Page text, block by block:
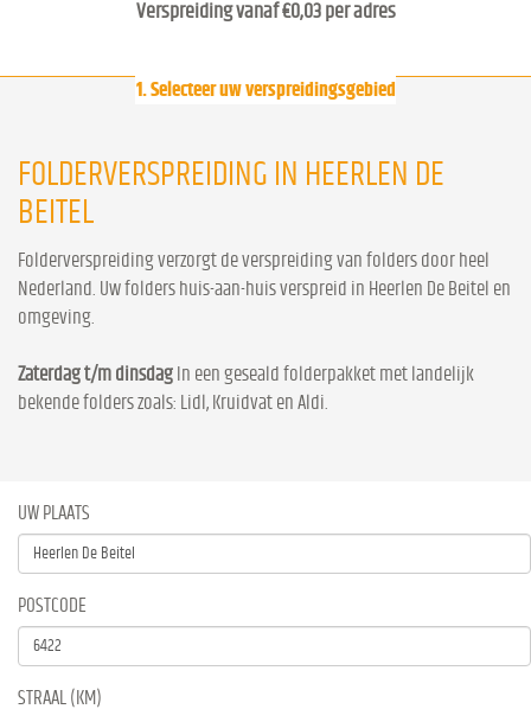
Verspreiding vanaf €0,03 per adres
1. Selecteer uw verspreidingsgebied
FOLDERVERSPREIDING IN HEERLEN DE
BEITEL
Folderverspreiding verzorgt de verspreiding van folders door heel
Nederland. Uw folders huis-aan-huis verspreid in Heerlen De Beitel en
omgeving.
Zaterdag t/m dinsdag In een geseald folderpakket met landelijk
bekende folders zoals: Lidl, Kruidvat en Aldi.
UW PLAATS
POSTCODE
STRAAL (KM)